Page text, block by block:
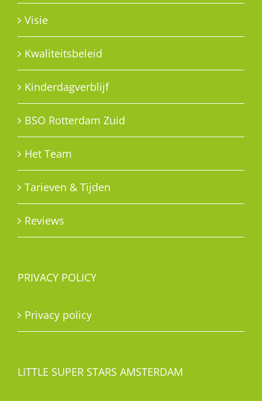
Visie
Kwaliteitsbeleid
Kinderdagverblijf
BSO Rotterdam Zuid
Het Team
Tarieven & Tijden
Reviews
PRIVACY POLICY
Privacy policy
LITTLE SUPER STARS AMSTERDAM